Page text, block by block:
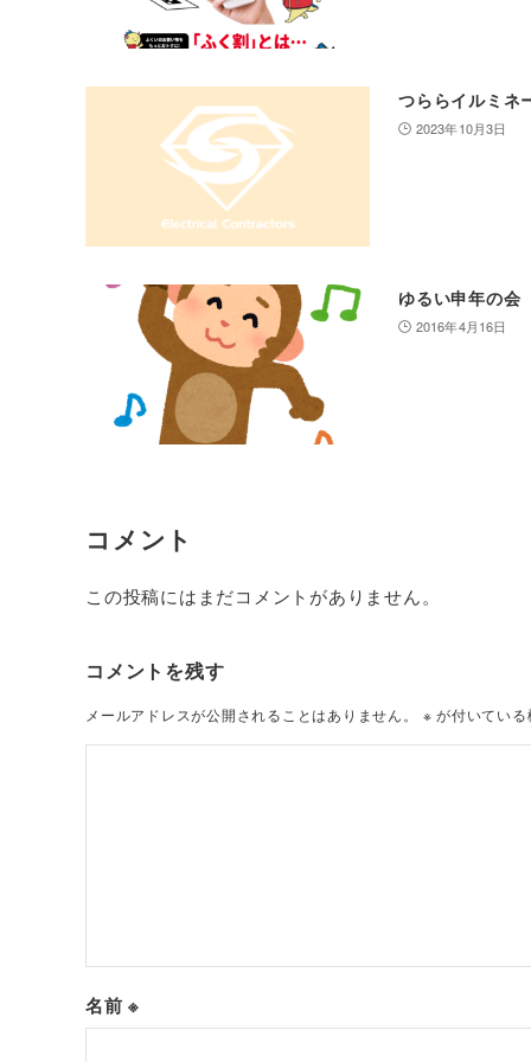
つららイルミネ
2023年10月3日
ゆるい申年の会
2016年4月16日
コメント
この投稿にはまだコメントがありません。
コメントを残す
メールアドレスが公開されることはありません。 ※ が付いてい
名前※